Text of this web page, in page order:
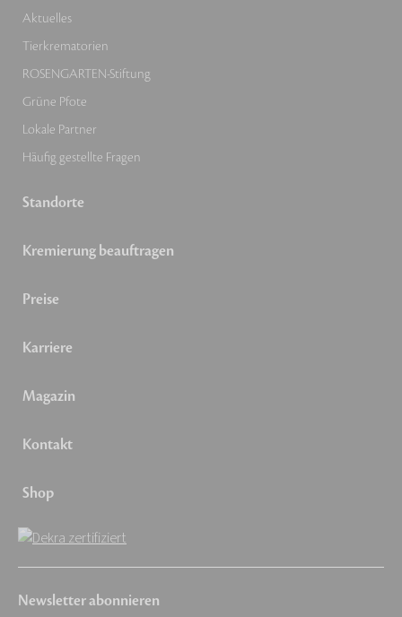
Aktuelles
Tierkrematorien
ROSENGARTEN-Stiftung
Grüne Pfote
Lokale Partner
Häufig gestellte Fragen
Standorte
Kremierung beauftragen
Preise
Karriere
Magazin
Kontakt
Shop
Newsletter abonnieren